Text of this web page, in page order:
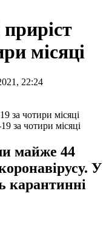
місяці
22:24
за чотири місяці
майже 44
У
карантинні